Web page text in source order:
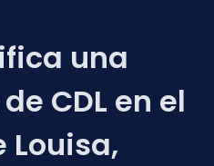
una
CDL en el
Louisa,